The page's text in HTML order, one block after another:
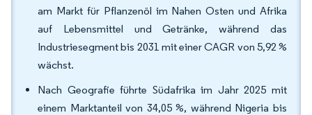
am Markt für Pflanzenöl im Nahen Osten und Afrika
auf Lebensmittel und Getränke, während das
Industriesegment bis 2031 mit einer CAGR von 5,92 %
wächst.
Nach Geografie führte Südafrika im Jahr 2025 mit
einem Marktanteil von 34,05 %, während Nigeria bis